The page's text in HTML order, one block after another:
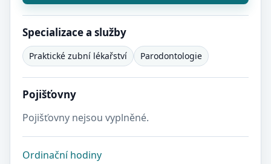
Specializace a služby
Praktické zubní lékařství Parodontologie
Pojišťovny
Pojišťovny nejsou vyplněné.
Ordinační hodiny